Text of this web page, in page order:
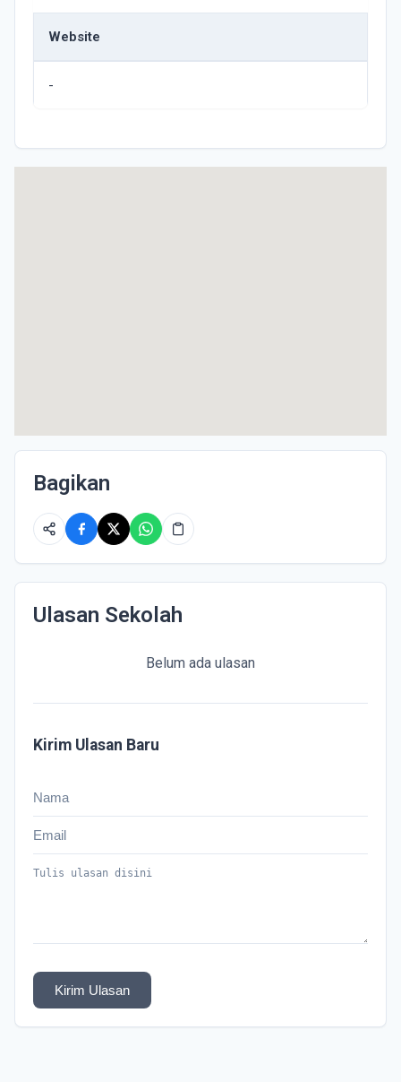
Website
-
Bagikan
Ulasan Sekolah
Belum ada ulasan
Kirim Ulasan Baru
Kirim Ulasan